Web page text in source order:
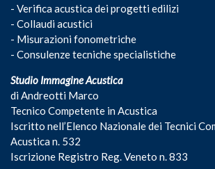
- Verifica acustica dei progetti edilizi
- Collaudi acustici
- Misurazioni fonometriche
- Consulenze tecniche specialistiche
Studio Immagine Acustica
di Andreotti Marco
Tecnico Competente in Acustica
Iscritto nell’Elenco Nazionale dei Tecnici
Acustica n. 532
Iscrizione Registro Reg. Veneto n. 833